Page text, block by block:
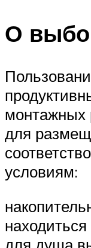
О
монтажных
для
условиям: